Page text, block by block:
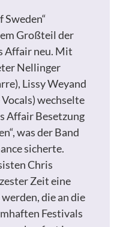
Sweden“
Großteil der
Affair neu. Mit
Nellinger
Lissy Weyand
wechselte
Affair Besetzung
was der Band
sicherte.
Chris
Zeit eine
die an die
Festivals